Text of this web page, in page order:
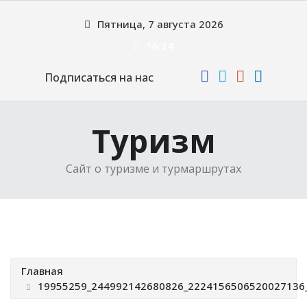
Пятница, 7 августа 2026
Подписаться на нас
Туризм
Сайт о туризме и турмаршрутах
Главная